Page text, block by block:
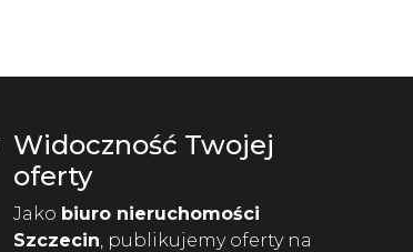
Widoczność Twojej
oferty
Jako biuro nieruchomości
Szczecin, publikujemy oferty na